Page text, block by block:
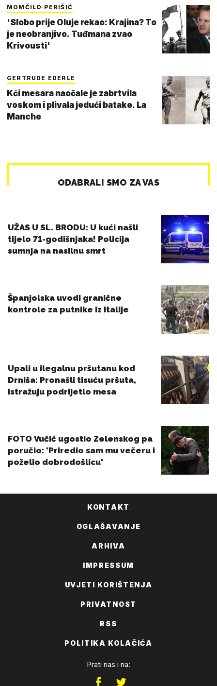
MOMČILO PERIŠIĆ
'Slobo prije Oluje rekao: Krajina? To
je neobranjivo. Tuđmana zvao
Krivousti'
GERTRUDE EDERLE
Kći mesara naočale je zabrtvila
voskom i plivala jedući batake. La
Manche
KONTAKT
OGLAŠAVANJE
ARHIVA
IMPRESSUM
UVJETI KORIŠTENJA
PRIVATNOST
RSS
POLITIKA KOLAČIĆA
Prati nas i na: